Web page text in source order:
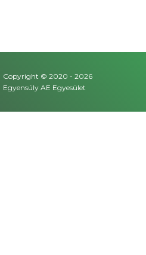
Copyright © 2020 - 2026
Egyensúly AE Egyesület